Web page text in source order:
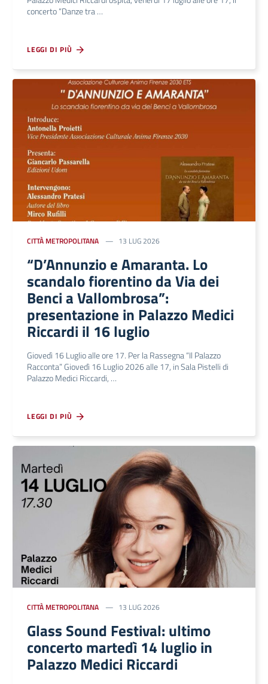
concerto “Danze tra …
LEGGI DI PIÙ
CITTÀ METROPOLITANA 13 LUG 2026
“D’Annunzio e Amaranta. Lo
scandalo fiorentino da Via dei
Benci a Vallombrosa”:
presentazione in Palazzo Medici
Riccardi il 16 luglio
Giovedì 16 Luglio alle ore 17. Per la Rassegna “Il Palazzo
Racconta” Giovedì 16 Luglio 2026 alle 17, in Sala Pistelli di
Palazzo Medici Riccardi, …
LEGGI DI PIÙ
CITTÀ METROPOLITANA 13 LUG 2026
Glass Sound Festival: ultimo
concerto martedì 14 luglio in
Palazzo Medici Riccardi